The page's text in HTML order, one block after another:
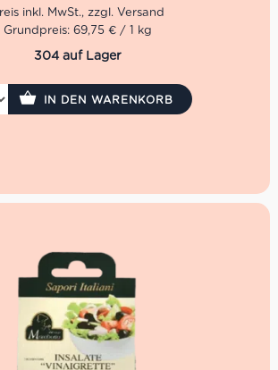
natürlichen Zutaten im Vordergrund.
Auge für erstklassige Qualität kann
setzt man bei Marabotto ganz bewusst
Ligurien.
Grundpreis: 69,75 € / 1 kg
304 auf Lager
IN DEN WARENKORB